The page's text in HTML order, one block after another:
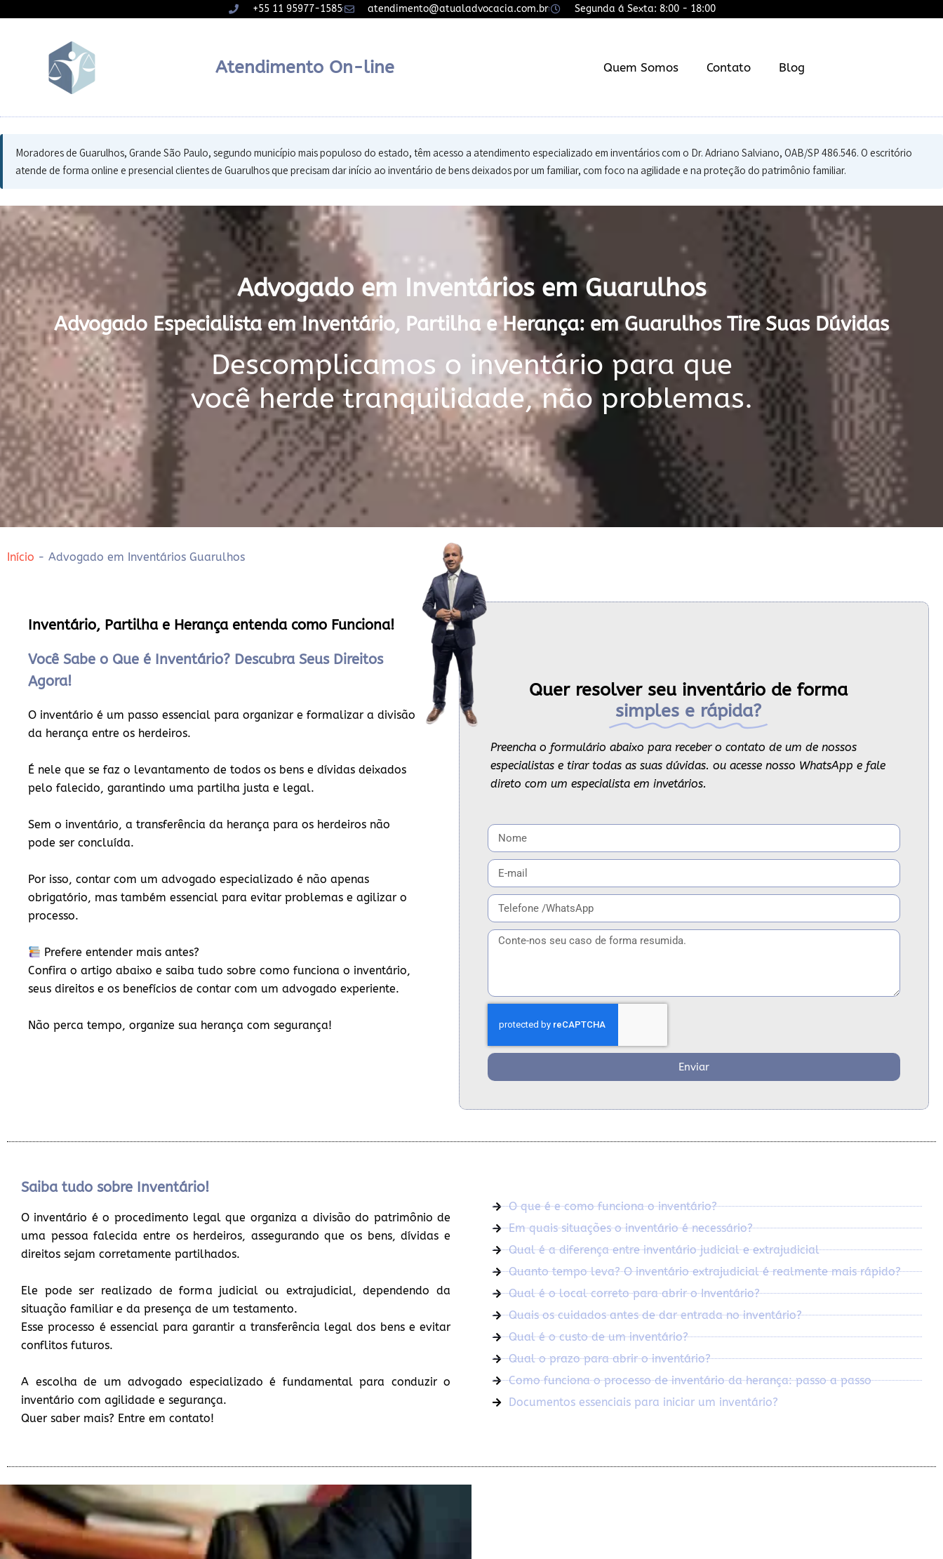
+55 11 95977-1585 atendimento@atualadvocacia.com.br Segunda á Sexta: 8:00 - 18:00
Atendimento On-line Quem Somos Contato Blog
Moradores de Guarulhos, Grande São Paulo, segundo município mais populoso do estado, têm acesso a atendimento especializado em inventários com o Dr. Adriano Salviano, OAB/SP 486.546. O escritório
atende de forma online e presencial clientes de Guarulhos que precisam dar início ao inventário de bens deixados por um familiar, com foco na agilidade e na proteção do patrimônio familiar.
Advogado em Inventários em Guarulhos
Advogado Especialista em Inventário, Partilha e Herança: em Guarulhos Tire Suas Dúvidas
Descomplicamos o inventário para que
você herde tranquilidade, não problemas.
Início - Advogado em Inventários Guarulhos
Inventário, Partilha e Herança entenda como Funciona!
Você Sabe o Que é Inventário? Descubra Seus Direitos
Agora!
O inventário é um passo essencial para organizar e formalizar a divisão
da herança entre os herdeiros.
É nele que se faz o levantamento de todos os bens e dívidas deixados
pelo falecido, garantindo uma partilha justa e legal.
Sem o inventário, a transferência da herança para os herdeiros não
pode ser concluída.
Por isso, contar com um advogado especializado é não apenas
obrigatório, mas também essencial para evitar problemas e agilizar o
processo.
Prefere entender mais antes?
Confira o artigo abaixo e saiba tudo sobre como funciona o inventário,
seus direitos e os benefícios de contar com um advogado experiente.
Não perca tempo, organize sua herança com segurança!
Quer resolver seu inventário de forma
simples e rápida?
Preencha o formulário abaixo para receber o contato de um de nossos
especialistas e tirar todas as suas dúvidas. ou acesse nosso WhatsApp e fale
direto com um especialista em invetários.
Enviar
Saiba tudo sobre Inventário!
O inventário é o procedimento legal que organiza a divisão do patrimônio de
uma pessoa falecida entre os herdeiros, assegurando que os bens, dívidas e
direitos sejam corretamente partilhados.
Ele pode ser realizado de forma judicial ou extrajudicial, dependendo da
situação familiar e da presença de um testamento.
Esse processo é essencial para garantir a transferência legal dos bens e evitar
conflitos futuros.
A escolha de um advogado especializado é fundamental para conduzir o
inventário com agilidade e segurança.
Quer saber mais? Entre em contato!
O que é e como funciona o inventário?
Em quais situações o inventário é necessário?
Qual é a diferença entre inventário judicial e extrajudicial
Quanto tempo leva? O inventário extrajudicial é realmente mais rápido?
Qual é o local correto para abrir o Inventário?
Quais os cuidados antes de dar entrada no inventário?
Qual é o custo de um inventário?
Qual o prazo para abrir o inventário?
Como funciona o processo de inventário da herança: passo a passo
Documentos essenciais para iniciar um inventário?